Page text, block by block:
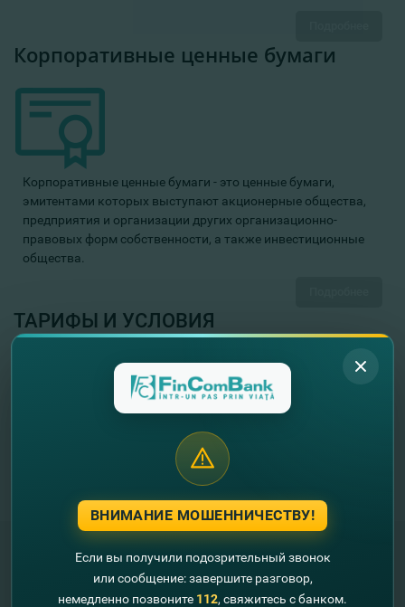
Корпоративные ценные бумаги
Корпоративные ценные бумаги - это ценные бумаги,
эмитентами которых выступают акционерные общества,
предприятия и организации других организационно-
правовых форм собственности, а также инвестиционные
общества.
ТАРИФЫ И УСЛОВИЯ
Тарифы Банка на услуги, оказываемые физическим лицам
Подробнее
"FinComBank" S.A. является членом
ВНИМАНИЕ МОШЕННИЧЕСТВУ!
Если вы получили подозрительный звонок
или сообщение: завершите разговор,
немедленно позвоните 112, свяжитесь с банком.